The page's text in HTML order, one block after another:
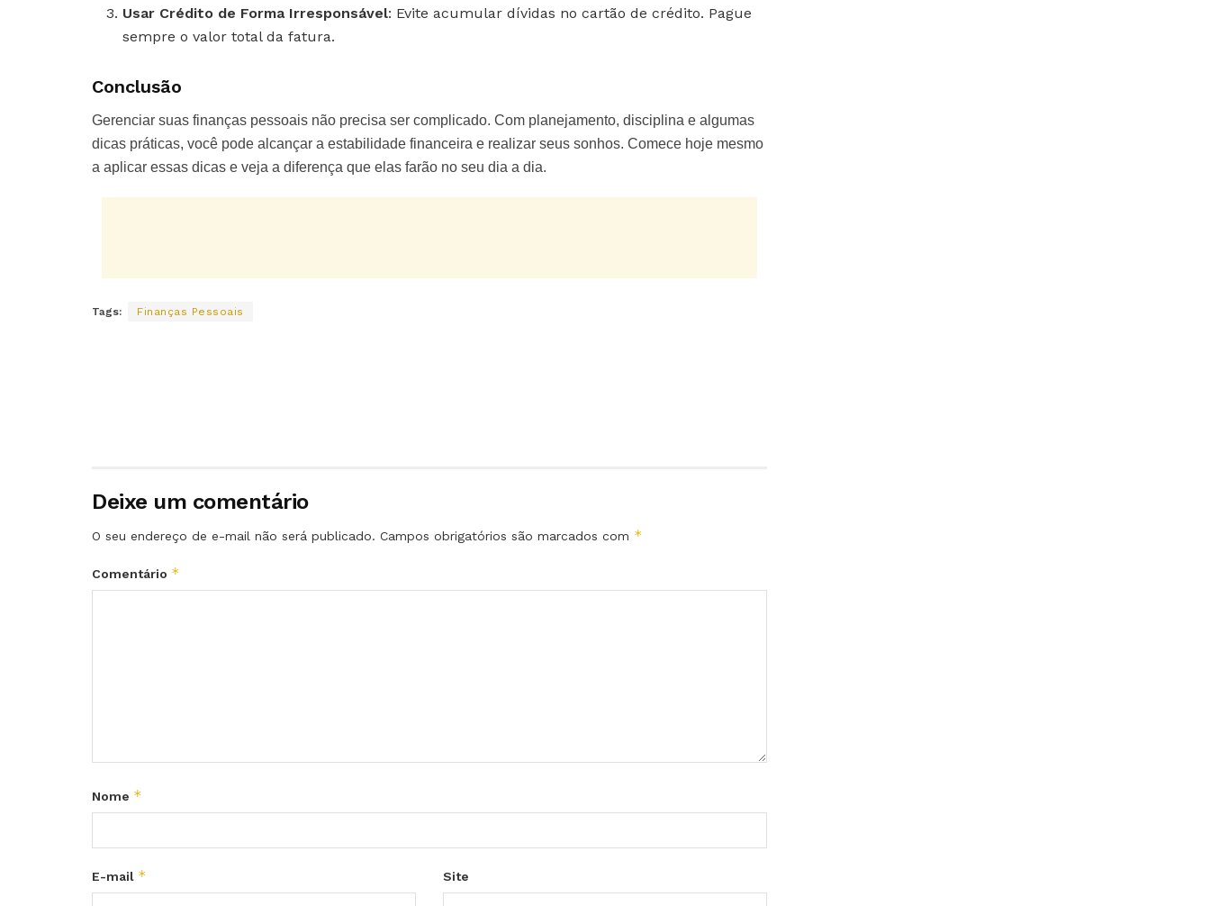
Usar Crédito de Forma Irresponsável: Evite acumular dívidas no cartão de crédito. Pague
sempre o valor total da fatura.
Conclusão
Gerenciar suas finanças pessoais não precisa ser complicado. Com planejamento, disciplina e algumas
dicas práticas, você pode alcançar a estabilidade financeira e realizar seus sonhos. Comece hoje mesmo
a aplicar essas dicas e veja a diferença que elas farão no seu dia a dia.
Tags: Finanças Pessoais
Deixe um comentário
O seu endereço de e-mail não será publicado. Campos obrigatórios são marcados com *
Comentário *
Nome *
E-mail * Site